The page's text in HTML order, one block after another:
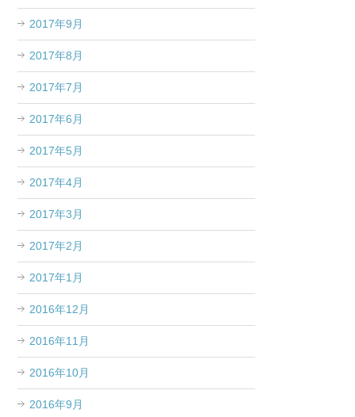
2017年9月
2017年8月
2017年7月
2017年6月
2017年5月
2017年4月
2017年3月
2017年2月
2017年1月
2016年12月
2016年11月
2016年10月
2016年9月